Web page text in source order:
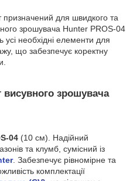
для швидкого та
зрошувача Hunter PROS-04
необхідні елементи для
що забезпечує коректну
зрошувача
04 (10 см). Надійний
та клумб, сумісний із
. Забезпечує рівномірне та
комплектації